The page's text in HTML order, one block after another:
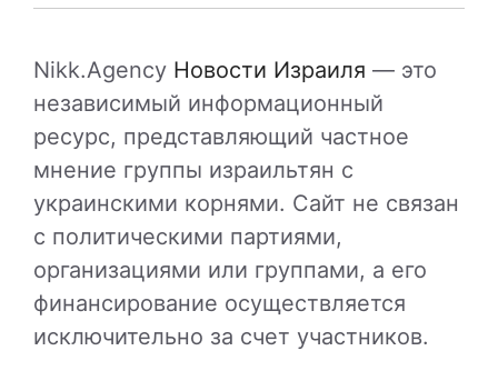
Nikk.Agency Новости Израиля — это
независимый информационный
ресурс, представляющий частное
мнение группы израильтян с
украинскими корнями. Сайт не связан
с политическими партиями,
организациями или группами, а его
финансирование осуществляется
исключительно за счет участников.